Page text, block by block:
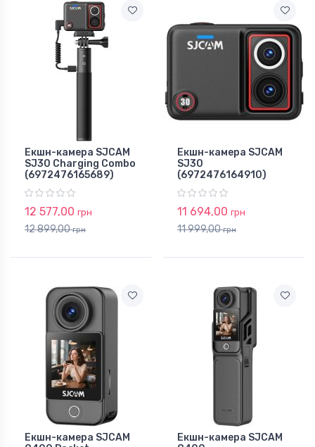
Екшн-камера SJCAM
SJ30 Charging Combo
(6972476165689)
12 577,00 грн
12 899,00грн
Екшн-камера SJCAM
SJ30
(6972476164910)
11 694,00 грн
11 999,00грн
Екшн-камера SJCAM
Екшн-камера SJCAM